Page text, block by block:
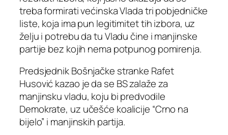
treba formirati većinska Vlada tri pobjedničke
liste, koja ima pun legitimitet tih izbora, uz
želju i potrebu da tu Vladu čine i manjinske
partije bez kojih nema potpunog pomirenja.
Predsjednik Bošnjačke stranke Rafet
Husović kazao je da se BS zalaže za
manjinsku vladu, koju bi predvodile
Demokrate, uz učešće koalicije “Crno na
bijelo” i manjinskih partija.